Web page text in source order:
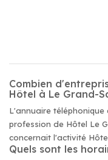
Combien
Hôtel à Le Grand-
L'annuaire
profession de Hôtel Le
concernait l'activité
Quels sont les